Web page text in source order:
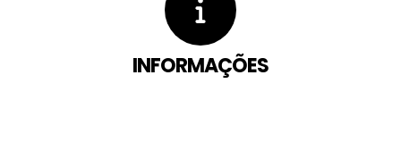
INFORMAÇÕES